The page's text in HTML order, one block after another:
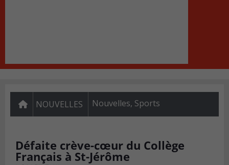
NOUVELLES Nouvelles, Sports
Défaite crève-cœur du Collège
Français à St-Jérôme